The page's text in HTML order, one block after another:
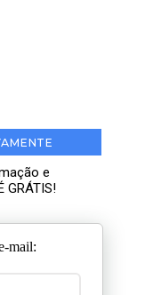
e
GRÁTIS!
mail: